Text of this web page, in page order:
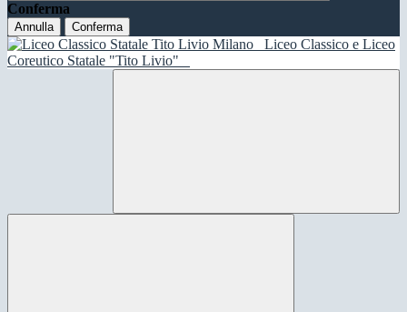
Conferma
Annulla Conferma
Liceo Classico e Liceo
Coreutico Statale "Tito Livio"